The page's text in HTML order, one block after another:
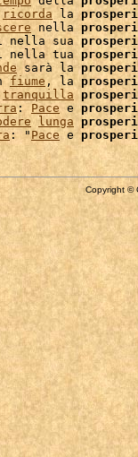
ricorda la
nella
sua
nella tua
sarà la
fiume , la
tranquilla
: Pace e
lunga
: "Pace e
Copyright ©